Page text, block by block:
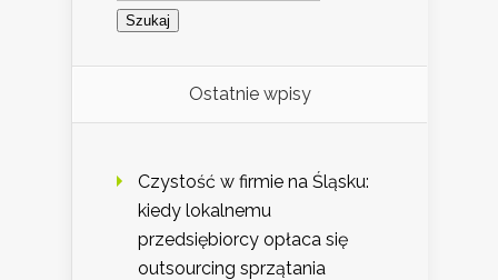
Ostatnie wpisy
Czystość w firmie na Śląsku:
kiedy lokalnemu
przedsiębiorcy opłaca się
outsourcing sprzątania